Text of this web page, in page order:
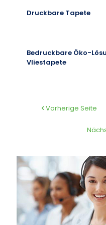
Druckbare Tapete
Bedruckbare Öko-
Vliestapete
Vorherige Seite